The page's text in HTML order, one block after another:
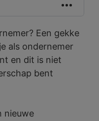
Een gekke
als ondernemer
en dit is niet
bent
nieuwe